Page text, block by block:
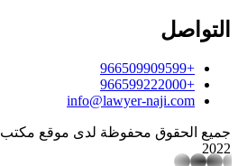
التواصل
+966509909599
+966599222000
info@lawyer-naji.com
جميع الحقوق محفوظة لدى موقع مكتب
2022
whatsapp